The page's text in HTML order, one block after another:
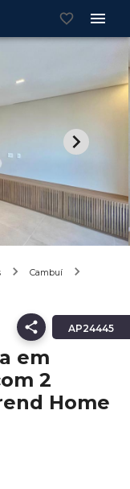
Cambuí
AP24445
em
2
Home